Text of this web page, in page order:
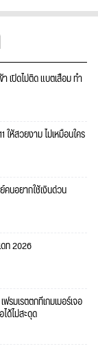
เปิดไม่ติด แบตเสื่อม ทำ
ให้สวยงาม ไม่เหมือนใคร
นอยากใช้เงินด่วน
ท 2026
รมเรตตกที่เกมเมอร์เจอ
ด้ไม่สะดุด